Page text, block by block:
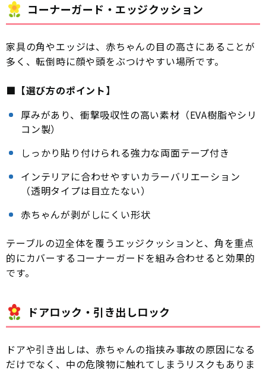
コーナーガード・エッジクッション
家具の角やエッジは、赤ちゃんの目の高さにあることが
多く、転倒時に顔や頭をぶつけやすい場所です。
■【選び方のポイント】
厚みがあり、衝撃吸収性の高い素材（EVA樹脂やシリ
コン製）
しっかり貼り付けられる強力な両面テープ付き
インテリアに合わせやすいカラーバリエーション
（透明タイプは目立たない）
赤ちゃんが剥がしにくい形状
テーブルの辺全体を覆うエッジクッションと、角を重点
的にカバーするコーナーガードを組み合わせると効果的
です。
ドアロック・引き出しロック
ドアや引き出しは、赤ちゃんの指挟み事故の原因になる
だけでなく、中の危険物に触れてしまうリスクもありま